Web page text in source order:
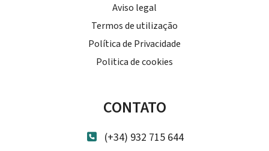
Aviso legal
Termos de utilização
Política de Privacidade
Politica de cookies
CONTATO
(+34) 932 715 644